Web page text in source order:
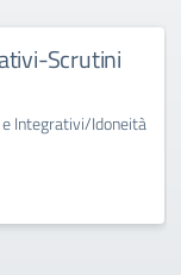
Scrutini
e Integrativi/Idoneità